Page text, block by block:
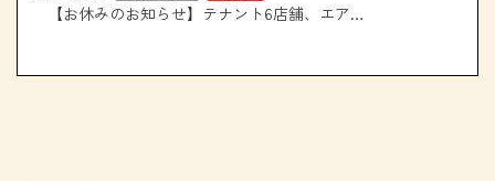
【お休みのお知らせ】テナント6店舗、エアコン取り換え工事について